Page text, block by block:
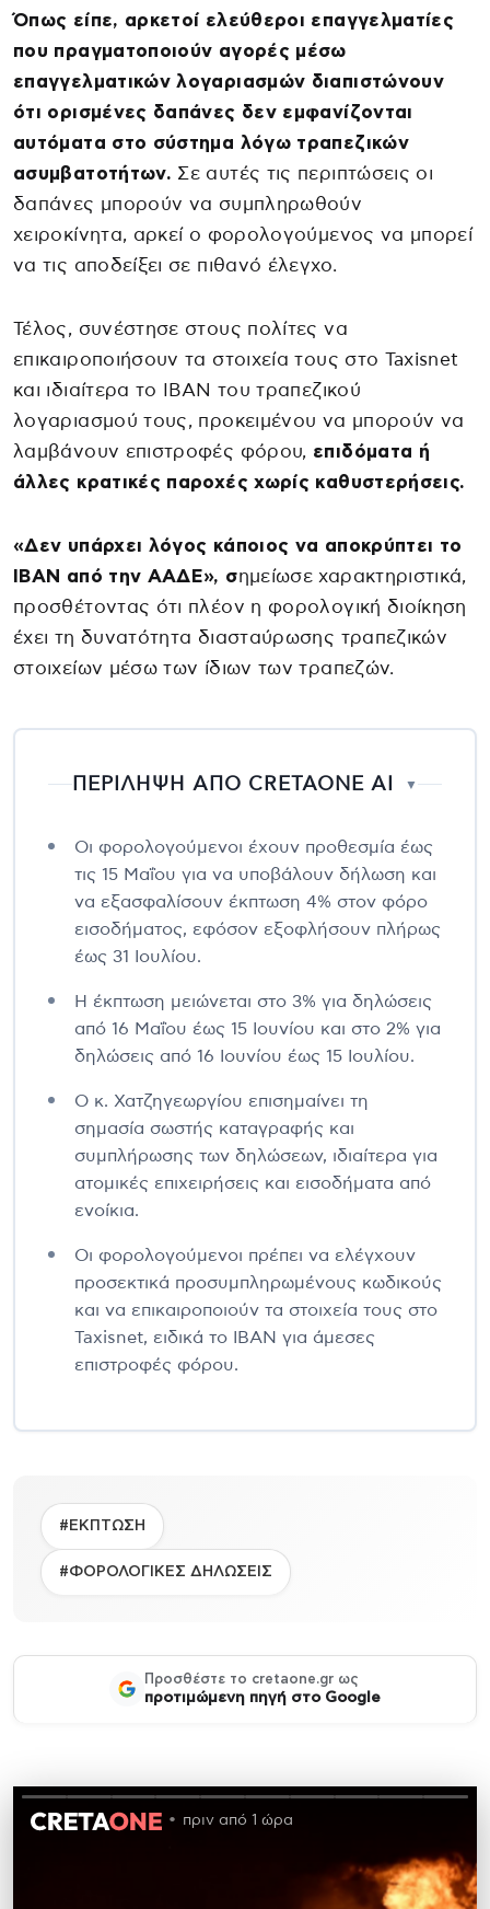
Όπως είπε, αρκετοί ελεύθεροι επαγγελματίες
που πραγματοποιούν αγορές μέσω
επαγγελματικών λογαριασμών διαπιστώνουν
ότι ορισμένες δαπάνες δεν εμφανίζονται
αυτόματα στο σύστημα λόγω τραπεζικών
ασυμβατοτήτων. Σε αυτές τις περιπτώσεις οι
δαπάνες μπορούν να συμπληρωθούν
χειροκίνητα, αρκεί ο φορολογούμενος να μπορεί
να τις αποδείξει σε πιθανό έλεγχο.
Τέλος, συνέστησε στους πολίτες να
επικαιροποιήσουν τα στοιχεία τους στο Taxisnet
και ιδιαίτερα το IBAN του τραπεζικού
λογαριασμού τους, προκειμένου να μπορούν να
λαμβάνουν επιστροφές φόρου, επιδόματα ή
άλλες κρατικές παροχές χωρίς καθυστερήσεις.
«Δεν υπάρχει λόγος κάποιος να αποκρύπτει το
IBAN από την ΑΑΔΕ», σημείωσε χαρακτηριστικά,
προσθέτοντας ότι πλέον η φορολογική διοίκηση
έχει τη δυνατότητα διασταύρωσης τραπεζικών
στοιχείων μέσω των ίδιων των τραπεζών.
ΠΕΡΙΛΗΨΗ ΑΠΟ CRETAONE AI ▼
Οι φορολογούμενοι έχουν προθεσμία έως
τις 15 Μαΐου για να υποβάλουν δήλωση και
να εξασφαλίσουν έκπτωση 4% στον φόρο
εισοδήματος, εφόσον εξοφλήσουν πλήρως
έως 31 Ιουλίου.
Η έκπτωση μειώνεται στο 3% για δηλώσεις
από 16 Μαΐου έως 15 Ιουνίου και στο 2% για
δηλώσεις από 16 Ιουνίου έως 15 Ιουλίου.
Ο κ. Χατζηγεωργίου επισημαίνει τη
σημασία σωστής καταγραφής και
συμπλήρωσης των δηλώσεων, ιδιαίτερα για
ατομικές επιχειρήσεις και εισοδήματα από
ενοίκια.
Οι φορολογούμενοι πρέπει να ελέγχουν
προσεκτικά προσυμπληρωμένους κωδικούς
και να επικαιροποιούν τα στοιχεία τους στο
Taxisnet, ειδικά το IBAN για άμεσες
επιστροφές φόρου.
#ΕΚΠΤΩΣΗ
#ΦΟΡΟΛΟΓΙΚΕΣ ΔΗΛΩΣΕΙΣ
Προσθέστε το cretaone.gr ως
προτιμώμενη πηγή στο Google
πριν από 1 ώρα